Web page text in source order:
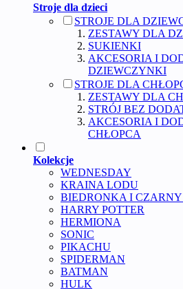
Stroje dla dzieci
STROJE DLA
ZESTAWY DLA
SUKIENKI
AKCESORIA I
DZIEWCZYNKI
STROJE DLA
ZESTAWY DLA
STRÓJ BEZ
AKCESORIA I
CHŁOPCA
Kolekcje
WEDNESDAY
KRAINA LODU
BIEDRONKA I
HARRY POTTER
HERMIONA
SONIC
PIKACHU
SPIDERMAN
BATMAN
HULK